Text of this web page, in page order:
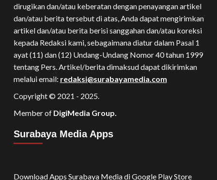
dirugikan dan/atau keberatan dengan penayangan artikel
dan/atau berita tersebut di atas, Anda dapat mengirimkan
artikel dan/atau berita berisi sanggahan dan/atau koreksi
kepada Redaksi kami, sebagaimana diatur dalam Pasal 1
ayat (11) dan (12) Undang-Undang Nomor 40 tahun 1999
tentang Pers. Artikel/berita dimaksud dapat dikirimkan
melalui email: redaksi@surabayamedia.com
Copyright © 2021 - 2025.
Member of DigiMedia Group.
Surabaya Media Apps
Download Apps Surabaya Media di Google Play Store